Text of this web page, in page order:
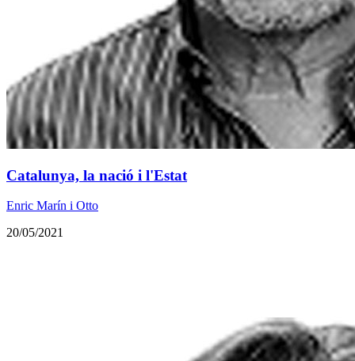
Catalunya, la nació i l'Estat
Enric Marín i Otto
20/05/2021